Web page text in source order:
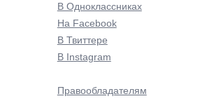
В Одноклассниках
На Facebook
В Твиттере
В Instagram
Правообладателям